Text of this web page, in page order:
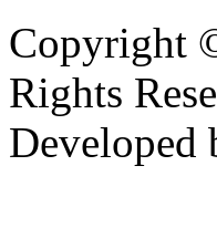
Copyright
Rights
Developed